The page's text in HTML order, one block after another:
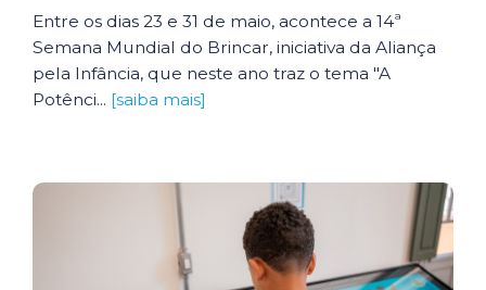
Entre os dias 23 e 31 de maio, acontece a 14ª
Semana Mundial do Brincar, iniciativa da Aliança
pela Infância, que neste ano traz o tema "A
Potênci... [saiba mais]